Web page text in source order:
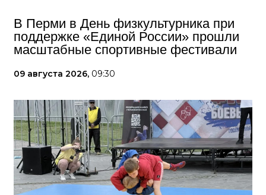
В Перми в День физкультурника при
поддержке «Единой России» прошли
масштабные спортивные фестивали
09 августа 2026, 09:30